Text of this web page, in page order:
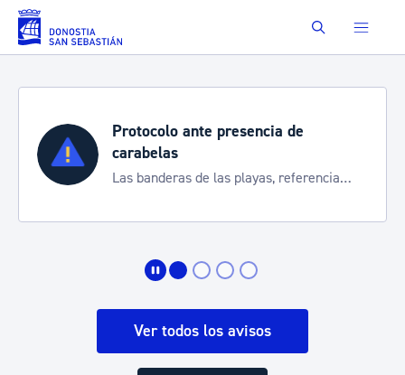
Saltar al contenido principal Buscar
Protocolo ante presencia de
carabelas
Las banderas de las playas, referencia
Ver todos los avisos